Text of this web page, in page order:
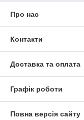
Про нас
Контакти
Доставка та оплата
Графік роботи
Повна версія сайту